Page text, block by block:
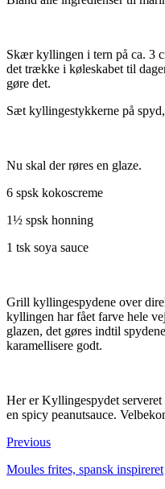
Skær kyllingen i tern på ca. 3
det trække i køleskabet til
gøre det.
Sæt kyllingestykkerne på
Nu skal der røres en glaze.
6 spsk kokoscreme
1½ spsk honning
1 tsk soya sauce
Grill kyllingespydene over
kyllingen har fået farve hele
glazen, det gøres indtil
karamellisere godt.
Her er Kyllingespydet
en spicy peanutsauce.
Previous
Moules frites, spansk inspireret